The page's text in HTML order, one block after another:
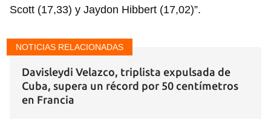
Scott (17,33) y Jaydon Hibbert (17,02)”.
NOTICIAS RELACIONADAS
Davisleydi Velazco, triplista expulsada de
Cuba, supera un récord por 50 centímetros
en Francia